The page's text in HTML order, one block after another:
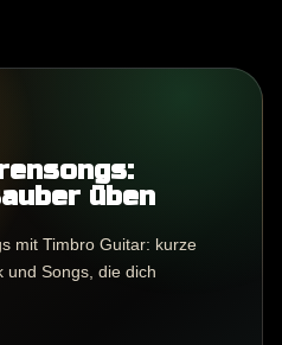
üben
mit Timbro Guitar: kurze
und Songs, die dich